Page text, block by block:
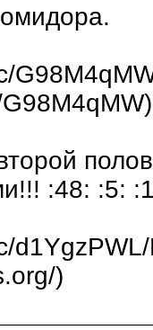
:48: :5:
)